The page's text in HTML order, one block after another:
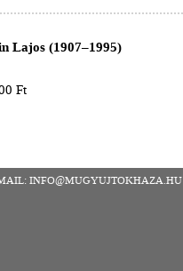
Lajos (1907–1995)
Ft
INFO@MUGYUJTOKHAZA.HU